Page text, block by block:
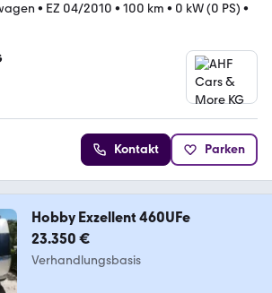
• EZ 04/2010 • 100 km • 0 kW (0 PS) •
Kontakt Parken
Hobby Exzellent 460UFe
23.350 €
Verhandlungsbasis